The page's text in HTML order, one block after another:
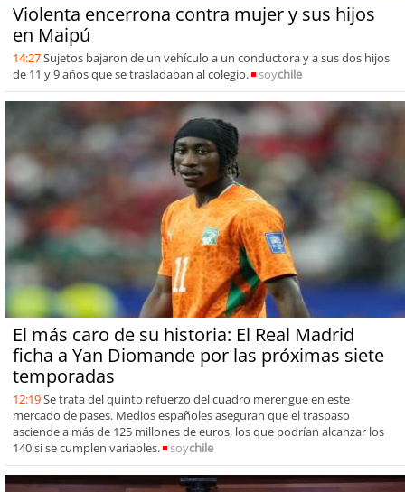
Violenta encerrona contra mujer y sus hijos
en Maipú
14:27Sujetos bajaron de un vehículo a un conductora y a sus dos hijos
de 11 y 9 años que se trasladaban al colegio.
soychile
El más caro de su historia: El Real Madrid
ficha a Yan Diomande por las próximas siete
temporadas
12:19Se trata del quinto refuerzo del cuadro merengue en este
mercado de pases. Medios españoles aseguran que el traspaso
asciende a más de 125 millones de euros, los que podrían alcanzar los
140 si se cumplen variables.
soychile